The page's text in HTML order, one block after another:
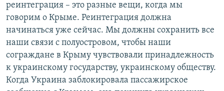
реинтеграция – это разные вещи, когда мы
говорим о Крыме. Реинтеграция должна
начинаться уже сейчас. Мы должны сохранить все
наши связи с полуостровом, чтобы наши
сограждане в Крыму чувствовали принадлежность
к украинскому государству, украинскому обществу.
Когда Украина заблокировала пассажирское